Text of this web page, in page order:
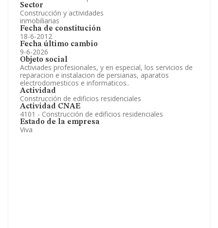
Sector
Construcción y actividades
inmobiliarias
Fecha de constitución
18-6-2012
Fecha último cambio
9-6-2026
Objeto social
Activiades profesionales, y en especial, los servicios de
reparacion e instalacion de persianas, aparatos
electrodomesticos e informaticos..
Actividad
Construcción de edificios residenciales
Actividad CNAE
4101 - Construcción de edificios residenciales
Estado de la empresa
Viva